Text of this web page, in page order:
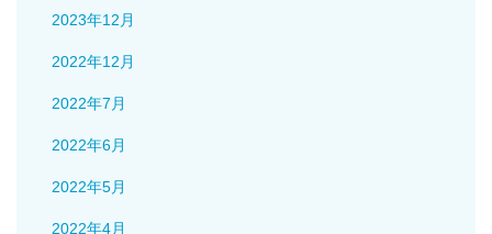
2023年12月
2022年12月
2022年7月
2022年6月
2022年5月
2022年4月